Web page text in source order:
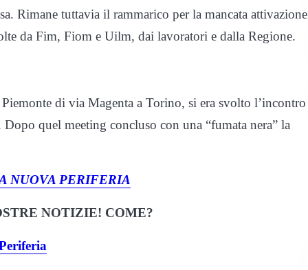
Rimane tuttavia il rammarico per la mancata attivazione
da Fim, Fiom e Uilm, dai lavoratori e dalla Regione.
di via Magenta a Torino, si era svolto l’incontro
quel meeting concluso con una “fumata nera” la
NUOVA PERIFERIA
NOTIZIE! COME?